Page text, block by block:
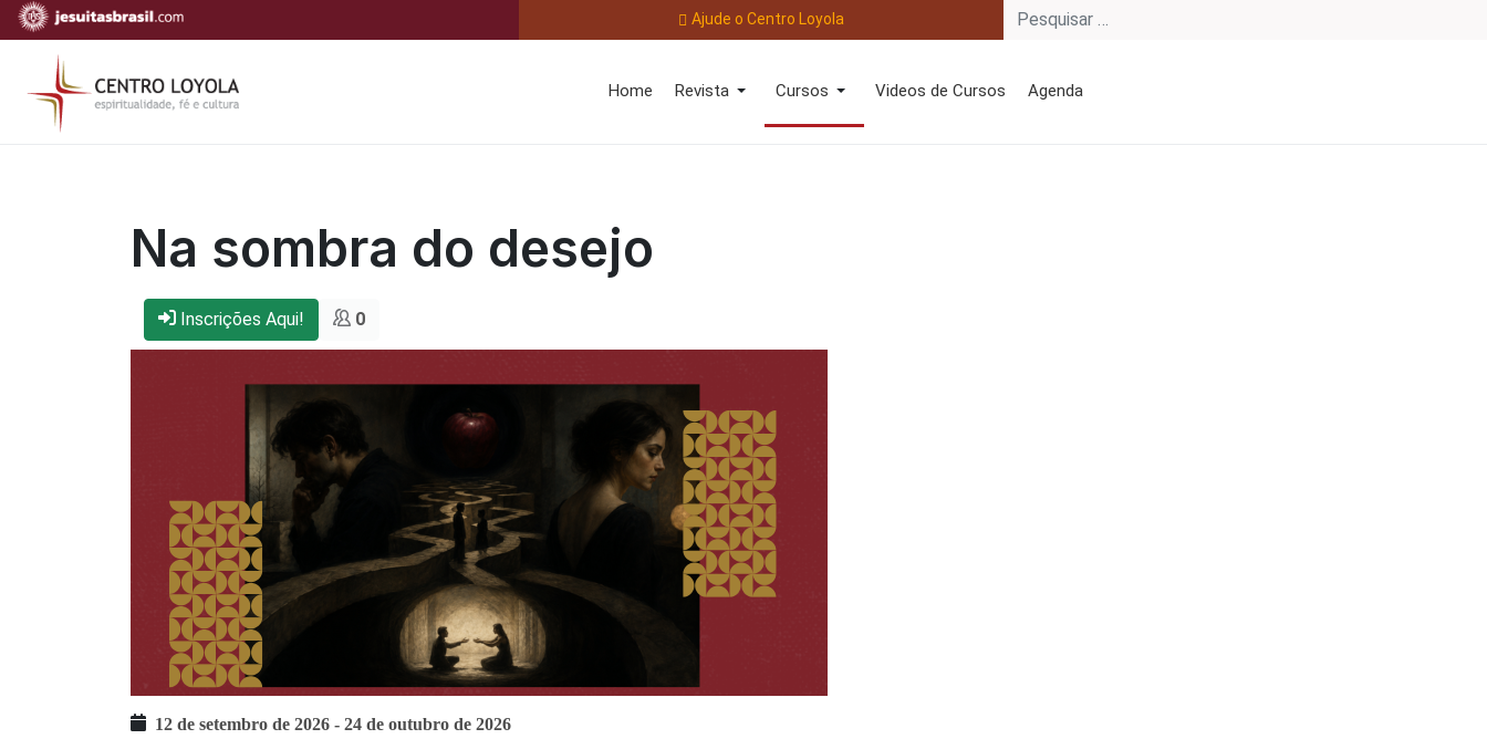
Ajude o Centro Loyola
Home Revista Cursos Videos de Cursos Agenda
Na sombra do desejo
Inscrições Aqui! 0
12 de setembro de 2026 - 24 de outubro de 2026